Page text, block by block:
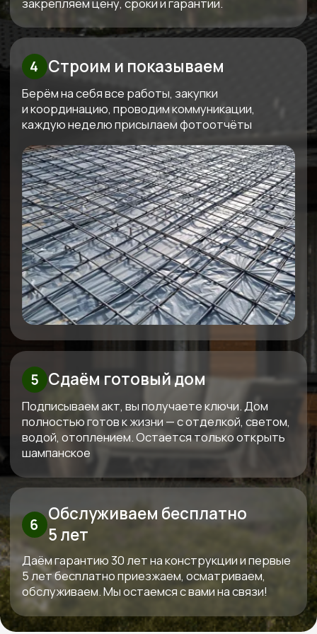
Подписываем акт, вы получаете ключи. Дом
полностью готов к жизни — с отделкой, светом,
водой, отоплением. Остается только открыть
Сдаём готовый дом
Даём гарантию 30 лет на конструкции и первые
5 лет бесплатно приезжаем, осматриваем,
обслуживаем. Мы остаемся с вами на связи!
Обслуживаем бесплатно
5 лет
Бесплатно рассчитаем
стоимость вашего дома